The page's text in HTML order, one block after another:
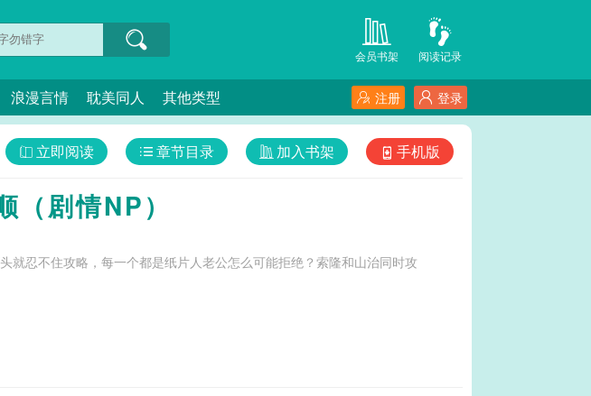
阅读记录
会员书架
浪漫言情 耽美同人 其他类型 登录
注册
手机版
加入书架
章节目录
立即阅读
（剧情NP）
就忍不住攻略，每一个都是纸片人老公怎么可能拒绝？索隆和山治同时攻